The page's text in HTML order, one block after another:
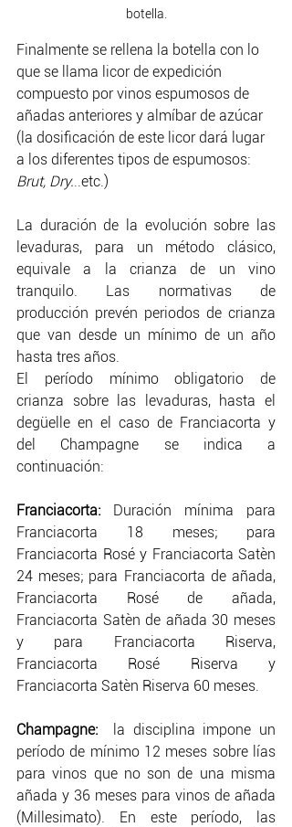
botella.
Finalmente se rellena la botella con lo
que se llama licor de expedición
compuesto por vinos espumosos de
añadas anteriores y almíbar de azúcar
(la dosificación de este licor dará lugar
a los diferentes tipos de espumosos:
Brut, Dry. ..etc.)
La duración de la evolución sobre las
levaduras, para un método clásico,
equivale a la crianza de un vino
tranquilo. Las normativas de
producción prevén periodos de crianza
que van desde un mínimo de un año
hasta tres años.
El período mínimo obligatorio de
crianza sobre las levaduras, hasta el
degüelle en el caso de Franciacorta y
del Champagne se indica a
continuación:
Franciacorta: Duración mínima para
Franciacorta 18 meses; para
Franciacorta Rosé y Franciacorta Satèn
24 meses; para Franciacorta de añada,
Franciacorta Rosé de añada,
Franciacorta Satèn de añada 30 meses
y para Franciacorta Riserva,
Franciacorta Rosé Riserva y
Franciacorta Satèn Riserva 60 meses.
Champagne:
la disciplina impone un
período de mínimo 12 meses sobre lías
para vinos que no son de una misma
añada y 36 meses para vinos de añada
(Millesimato). En este período, las